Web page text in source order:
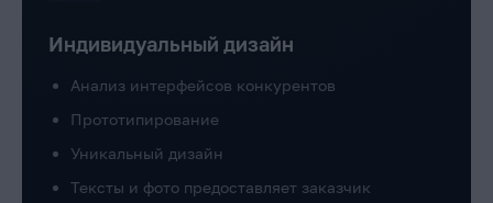
Индивидуальный дизайн
Анализ интерфейсов конкурентов
Прототипирование
Уникальный дизайн
Тексты и фото предоставляет заказчик